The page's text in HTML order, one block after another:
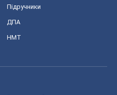
Підручники
ДПА
НМТ